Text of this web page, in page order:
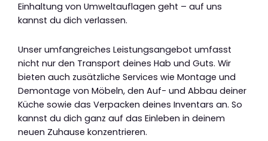
Einhaltung von Umweltauflagen geht – auf uns
kannst du dich verlassen.
Unser umfangreiches Leistungsangebot umfasst
nicht nur den Transport deines Hab und Guts. Wir
bieten auch zusätzliche Services wie Montage und
Demontage von Möbeln, den Auf- und Abbau deiner
Küche sowie das Verpacken deines Inventars an. So
kannst du dich ganz auf das Einleben in deinem
neuen Zuhause konzentrieren.